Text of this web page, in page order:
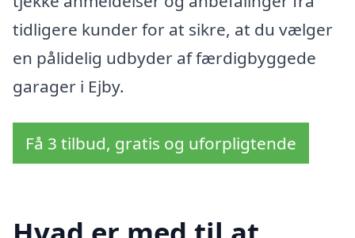
tidligere kunder for at sikre, at du vælger
en pålidelig udbyder af færdigbyggede
garager i Ejby.
Få 3 tilbud, gratis og uforpligtende